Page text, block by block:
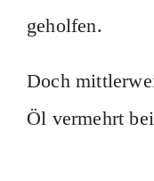
geholfen.
Doch
Öl vermehrt